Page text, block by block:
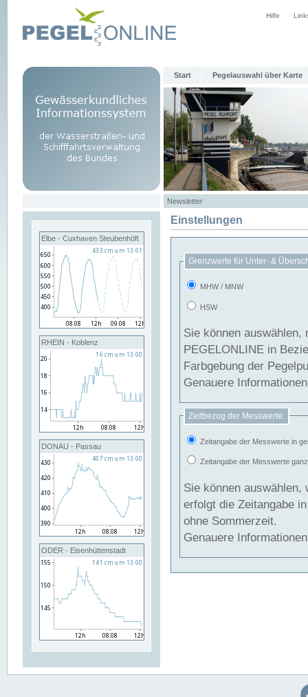
Hilfe
Start Pegelauswahl über Karte
Newsletter
Elbe - Cuxhaven Steubenhöft
RHEIN - Koblenz
DONAU - Passau
ODER - Eisenhüttenstadt
Einstellungen
Grenzwerte für Unter- &
MHW / MNW
HSW
Sie können
PEGELONLINE in Beziehung
Farbgebung der
Genauere
Zeitbezug der Messwerte:
Zeitangabe der Messwerte in
Zeitangabe der Messwerte
Sie können auswählen,
erfolgt die Zeitangabe
ohne Sommerzeit.
Genauere